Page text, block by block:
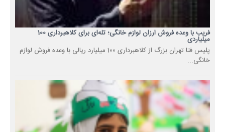
فریب با وعده فروش ارزان لوازم خانگی؛ تله‌ای برای کلاهبرداری 100
میلیاردی
پلیس فتا تهران بزرگ از کلاهبرداری 100 میلیارد ریالی با وعده فروش لوازم
خانگی...